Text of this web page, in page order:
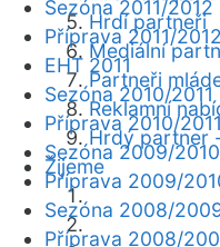
Hrdí partneři
Mediální
Partneři
Reklamní
Hrdý partner
Žijeme
Sezóna 2011/2012
Příprava 2011/2012
EHT 2011
Sezóna 2010/2011
Příprava 2010/
Sezóna 2009/2010
Příprava 2009/
Sezóna 2008/
Příprava 2008/